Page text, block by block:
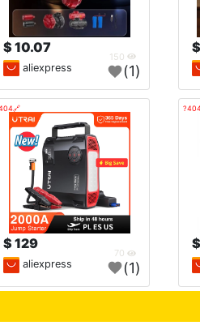
10.07 $
aliexpress (1)
🔗404?
129 $
aliexpress (1)